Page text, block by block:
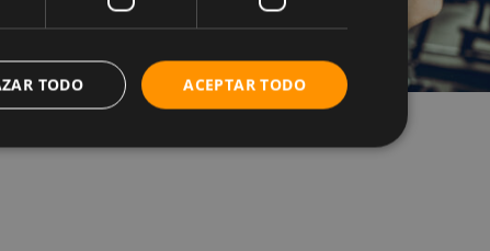
ACEPTAR TODO
TODO